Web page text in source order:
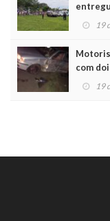
19
com
19